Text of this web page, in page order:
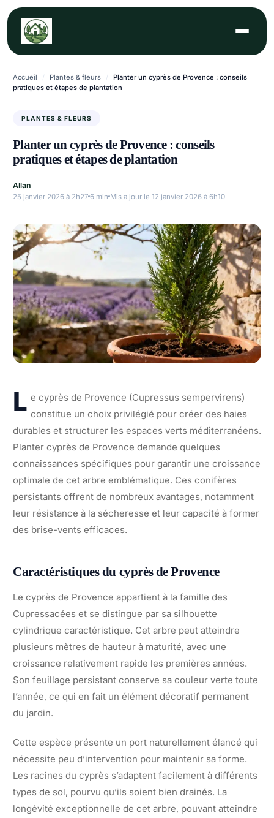
Aller
contenu
Accueil / Plantes & fleurs /
Planter un cyprès de Provence : conseils
pratiques et étapes de plantation
PLANTES & FLEURS
Planter un cyprès de Provence : conseils
pratiques et étapes de plantation
Allan
25 janvier 2026 à 2h27 6 min Mis a jour le 12 janvier 2026 à 6h10
L e cyprès de Provence (Cupressus sempervirens)
constitue un choix privilégié pour créer des haies
durables et structurer les espaces verts méditerranéens.
Planter cyprès de Provence demande quelques
connaissances spécifiques pour garantir une croissance
optimale de cet arbre emblématique. Ces conifères
persistants offrent de nombreux avantages, notamment
leur résistance à la sécheresse et leur capacité à former
des brise-vents efficaces.
Caractéristiques du cyprès de Provence
Le cyprès de Provence appartient à la famille des
Cupressacées et se distingue par sa silhouette
cylindrique caractéristique. Cet arbre peut atteindre
plusieurs mètres de hauteur à maturité, avec une
croissance relativement rapide les premières années.
Son feuillage persistant conserve sa couleur verte toute
l’année, ce qui en fait un élément décoratif permanent
du jardin.
Cette espèce présente un port naturellement élancé qui
nécessite peu d’intervention pour maintenir sa forme.
Les racines du cyprès s’adaptent facilement à différents
types de sol, pourvu qu’ils soient bien drainés. La
longévité exceptionnelle de cet arbre, pouvant atteindre